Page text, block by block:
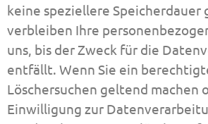
keine speziellere Speicherdauer
verbleiben Ihre
uns, bis der Zweck für die
entfällt. Wenn Sie ein
Löschersuchen geltend machen
Einwilligung zur